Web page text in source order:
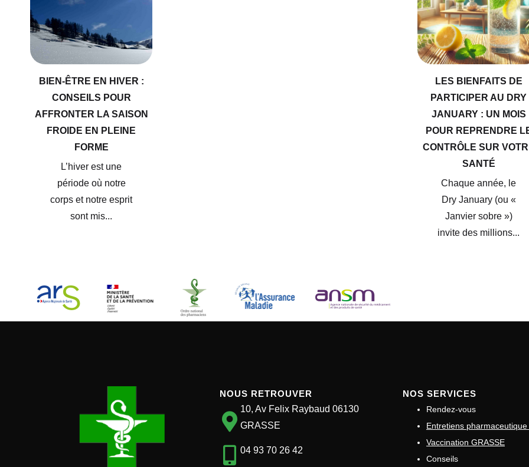
BIEN-ÊTRE EN HIVER :
CONSEILS POUR
AFFRONTER LA SAISON
FROIDE EN PLEINE
FORME
L’hiver est une
période où notre
corps et notre esprit
sont mis...
LES BIENFAITS DE
PARTICIPER AU DRY
JANUARY : UN MOIS
POUR REPRENDRE
CONTRÔLE SUR
SANTÉ
Chaque année, le
Dry January (ou «
Janvier sobre »)
invite des millions...
NOUS RETROUVER
10, Av Felix Raybaud 06130
GRASSE
04 93 70 26 42
NOS SERVICES
Rendez-vous
Entretiens pharmaceutique
Vaccination GRASSE
Conseils